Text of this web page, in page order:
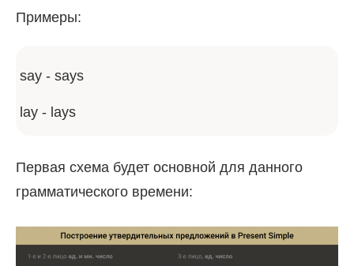
Примеры:
say - says
lay - lays
Первая схема будет основной для данного
грамматического времени: